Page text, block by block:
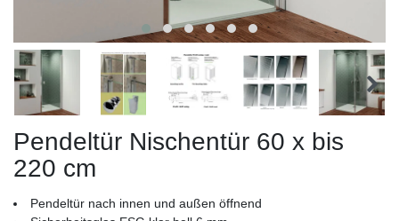
Pendeltür Nischentür 60 x bis
220 cm
Pendeltür nach innen und außen öffnend